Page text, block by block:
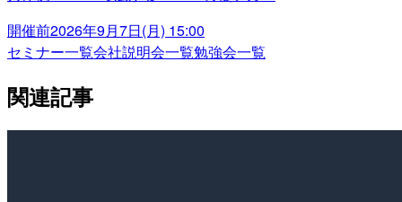
開催前2026年9月7日(月) 15:00
セミナー一覧会社説明会一覧勉強会一覧
関連記事